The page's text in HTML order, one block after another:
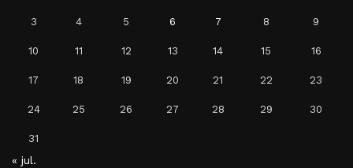
3 4 5 6 7 8 9
10 11 12 13 14 15 16
17 18 19 20 21 22 23
24 25 26 27 28 29 30
31
« jul.